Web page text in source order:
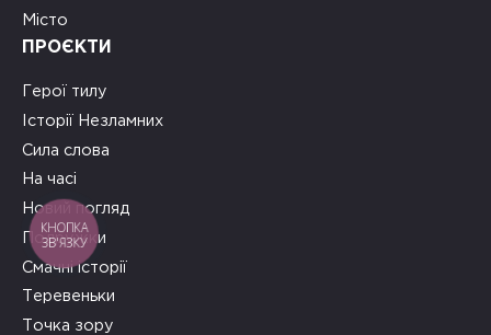
Місто
ПРОЄКТИ
Герої тилу
Історії Незламних
Сила слова
На часі
Новий погляд
Подружки
Смачні історії
Теревеньки
Точка зору
КНОПКА
ЗВ'ЯЗКУ